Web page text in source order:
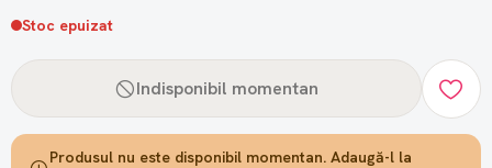
Stoc epuizat
Indisponibil momentan
Produsul nu este disponibil momentan. Adaugă-l la